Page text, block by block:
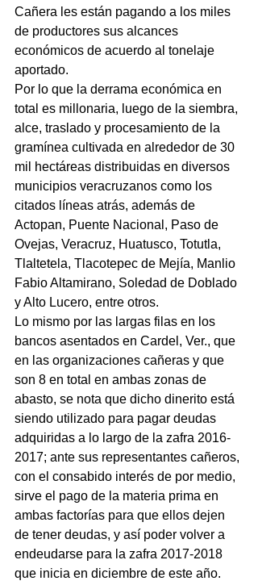
Cañera les están pagando a los miles
de productores sus alcances
económicos de acuerdo al tonelaje
aportado.
Por lo que la derrama económica en
total es millonaria, luego de la siembra,
alce, traslado y procesamiento de la
gramínea cultivada en alrededor de 30
mil hectáreas distribuidas en diversos
municipios veracruzanos como los
citados líneas atrás, además de
Actopan, Puente Nacional, Paso de
Ovejas, Veracruz, Huatusco, Totutla,
Tlaltetela, Tlacotepec de Mejía, Manlio
Fabio Altamirano, Soledad de Doblado
y Alto Lucero, entre otros.
Lo mismo por las largas filas en los
bancos asentados en Cardel, Ver., que
en las organizaciones cañeras y que
son 8 en total en ambas zonas de
abasto, se nota que dicho dinerito está
siendo utilizado para pagar deudas
adquiridas a lo largo de la zafra 2016-
2017; ante sus representantes cañeros,
con el consabido interés de por medio,
sirve el pago de la materia prima en
ambas factorías para que ellos dejen
de tener deudas, y así poder volver a
endeudarse para la zafra 2017-2018
que inicia en diciembre de este año.